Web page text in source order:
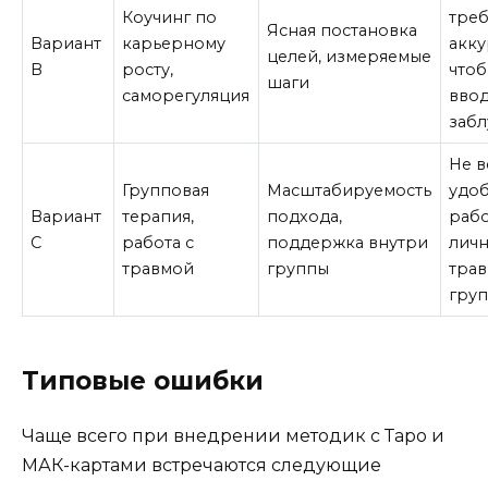
Вариант
B
Коучинг по
карьерному
росту,
саморегуляция
Ясная постановка
целей, измеряемые
шаги
Вариант
C
Групповая
терапия,
работа с
травмой
Масштабируемость
подхода,
поддержка внутри
группы
Не
Типовые ошибки
Чаще всего при внедрении методик с Таро и
МАК-картами встречаются следующие